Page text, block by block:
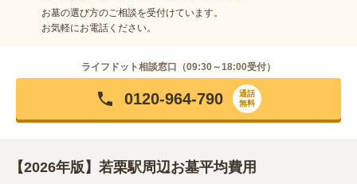
お墓の選び方のご相談を受付けています。
お気軽にお電話ください。
ライフドット相談窓口（09:30～18:00受付）
0120-964-790
通話
無料
【2026年版】若栗駅周辺お墓平均費用